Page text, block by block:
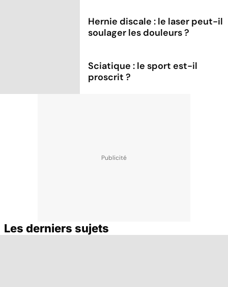
Hernie discale : le laser peut-il
soulager les douleurs ?
Sciatique : le sport est-il
proscrit ?
Les derniers sujets